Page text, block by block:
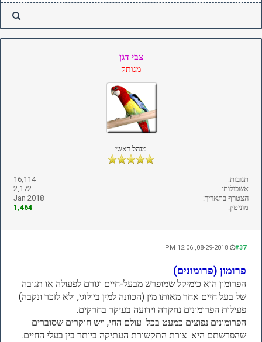
צבי דגן
מנותק
מנהל ראשי
תגובות:
16,114
אשכולות:
2,172
הצטרף בתאריך:
Jan 2018
מוניטין:
1,464
#37
פרומון (פרומונים)
הפרומון הוא כימיקל שמופרש מבעל-חיים וגורם לפעולה או תגובה
של בעל חיים אחר מאותו מין (הכוונה למין ביולוגי, ולא לזכר ונקבה)
פעילות הפרומונים נחקרה וידועה בעיקר בחרקים.
הפרומונים נפוצים כמעט בכל עולם החי, ויש חוקרים שסוברים
שהפרשתם היא צורת התקשורת העתיקה ביותר בין בעלי החיים.